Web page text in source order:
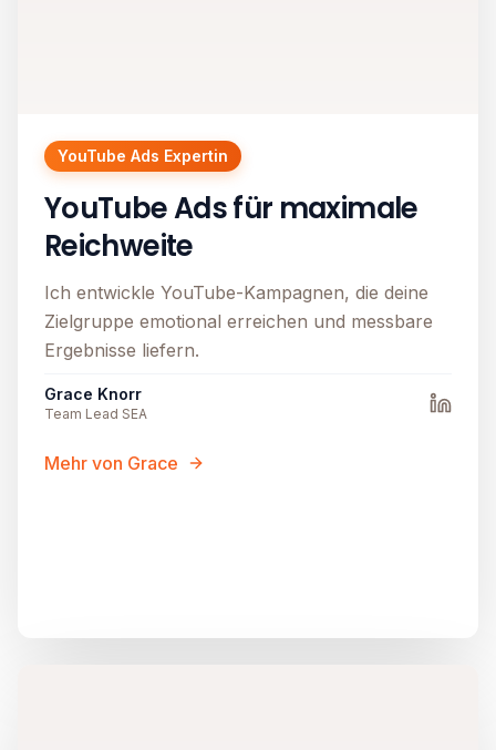
YouTube Ads Expertin
YouTube Ads für maximale
Reichweite
Ich entwickle YouTube-Kampagnen, die deine
Zielgruppe emotional erreichen und messbare
Ergebnisse liefern.
Grace Knorr
Team Lead SEA
Mehr von Grace